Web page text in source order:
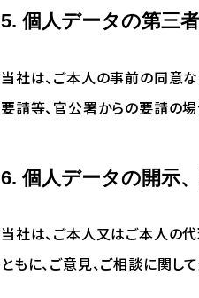
5. 個人データの第三
当社は、ご本人の事前の同意
要請等、官公署からの要請の場
6. 個人データの開示
当社は、ご本人又はご本人の
ともに、ご意見、ご相談に関し